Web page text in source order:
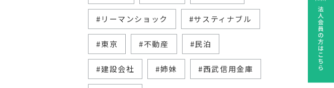
#リーマンショック #サスティナブル
#東京 #不動産 #民泊
#建設会社 #姉妹 #西武信用金庫